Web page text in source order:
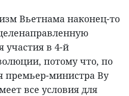
Вьетнама наконец-то
участия в 4-й
потому что, по
премьер-министра Ву
все условия для